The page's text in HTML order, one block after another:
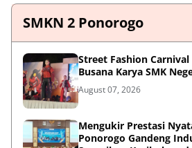
SMKN 2 Ponorogo
Street Fashion
Busana Karya SMK
August 07, 2026
Mengukir Prestasi
Ponorogo Gandeng